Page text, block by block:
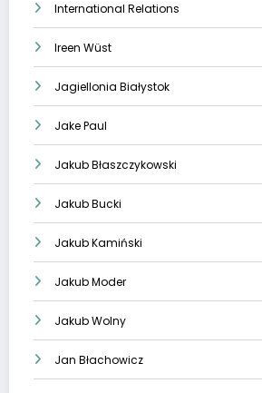
International Relations
Ireen Wüst
Jagiellonia Białystok
Jake Paul
Jakub Błaszczykowski
Jakub Bucki
Jakub Kamiński
Jakub Moder
Jakub Wolny
Jan Błachowicz